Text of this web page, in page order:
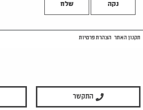
נקה
התקשר
תקנון האתר הצהרת פרטיות